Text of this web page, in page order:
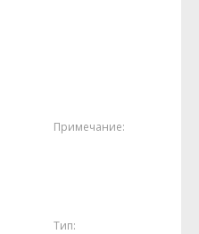
Примечание:
Тип: